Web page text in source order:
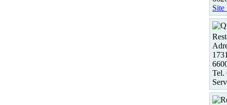
Site
Tel.